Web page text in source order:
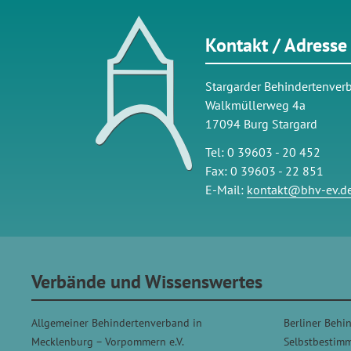
Kontakt / Adresse
Stargarder
Walkmüllerweg 4a
17094 Burg Stargard
Tel: 0 39603 - 20 452
Fax: 0 39603 - 22 851
E-Mail: kontakt@bhv-
Verbände und Wissenswertes
Allgemeiner Behindertenverband in
Mecklenburg – Vorpommern e.V.
Berliner